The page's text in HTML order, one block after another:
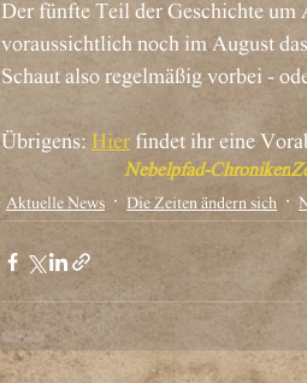
Der fünfte Teil der Geschichte
voraussichtlich noch im August
Schaut also regelmäßig vorbei -
Übrigens: Hier findet ihr eine
Nebelpfad-Chroniken
Aktuelle News Die Zeiten ändern sich